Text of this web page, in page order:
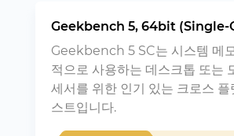
Geekbench 5, 64bit (Single-
Geekbench 5 SC는 시스템 메
적으로 사용하는 데스크톱 또는
세서를 위한 인기 있는 크로스 플
스트입니다.